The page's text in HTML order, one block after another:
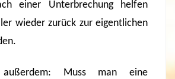
einer Unterbrechung helfen
wieder zurück zur eigentlichen
Muss man eine